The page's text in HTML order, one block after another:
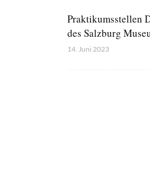
Praktikumsstellen
des Salzburg
14. Juni 2023